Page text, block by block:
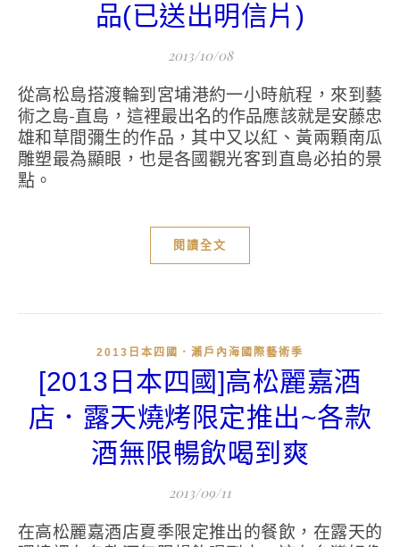
品(已送出明信片)
2013/10/08
從高松島搭渡輪到宮埔港約一小時航程，來到藝
術之島-直島，這裡最出名的作品應該就是安藤忠
雄和草間彌生的作品，其中又以紅、黃兩顆南瓜
雕塑最為顯眼，也是各國觀光客到直島必拍的景
點。
閱讀全文
2013日本四國．瀨戶內海國際藝術季
[2013日本四國]高松麗嘉酒
店．露天燒烤限定推出~各款
酒無限暢飲喝到爽
2013/09/11
在高松麗嘉酒店夏季限定推出的餐飲，在露天的